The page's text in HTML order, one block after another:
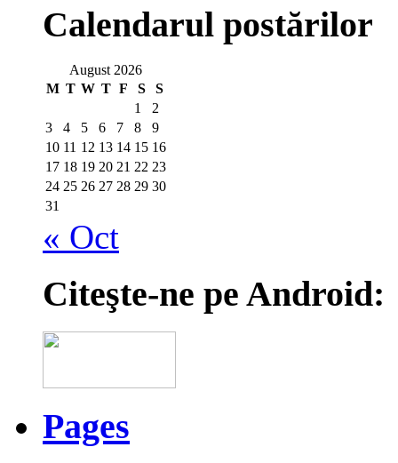
Calendarul postărilor
August 2026
M T W T F S
S
1
2
3
4 5 6 7 8
9
10 11 12 13 14 15 16
17 18 19 20 21 22 23
24 25 26 27 28 29 30
31
« Oct
Citeşte-ne pe Android:
Pages